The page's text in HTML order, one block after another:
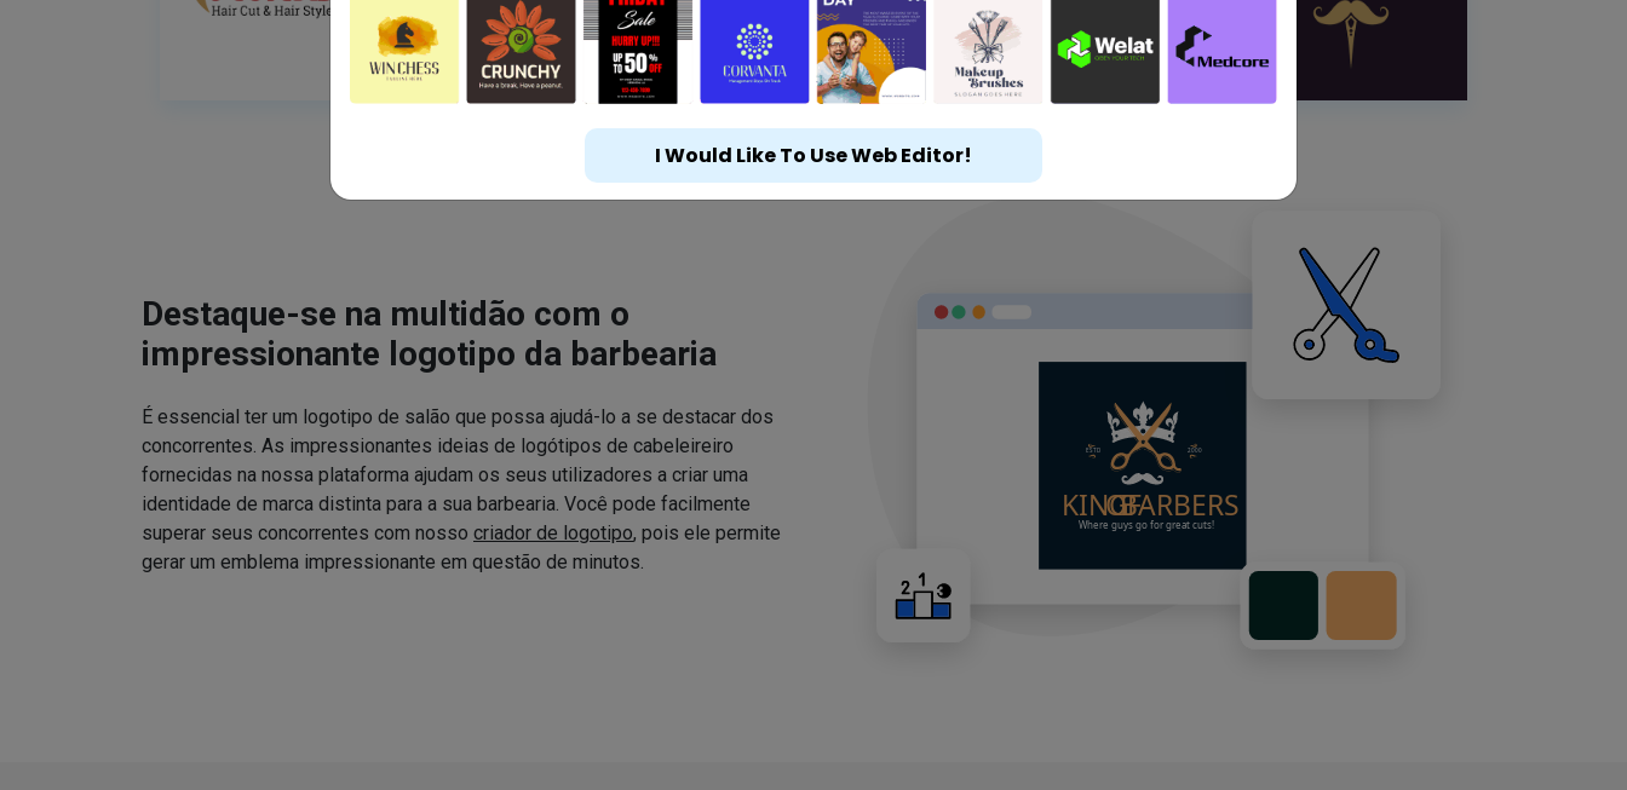
Destaque-se na multidão com o
impressionante logotipo da barbearia
É essencial ter um logotipo de salão que possa ajudá-lo a se destacar dos
concorrentes. As impressionantes ideias de logótipos de cabeleireiro
fornecidas na nossa plataforma ajudam os seus utilizadores a criar uma
identidade de marca distinta para a sua barbearia. Você pode facilmente
superar seus concorrentes com nosso criador de logotipo, pois ele permite
gerar um emblema impressionante em questão de minutos.
I Would Like To Use Web Editor!